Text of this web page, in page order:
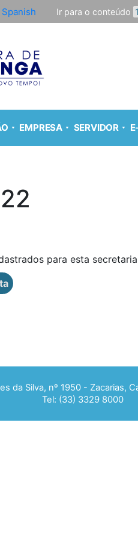
Spanish Ir para o conteúdo 1
EMPRESA SERVIDOR
para esta
da Silva, nº 1950 - Zacarias,
Tel: (33) 3329 8000